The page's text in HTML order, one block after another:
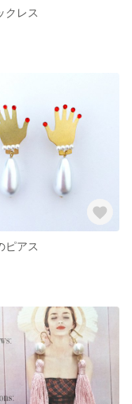
クレス
ピアス